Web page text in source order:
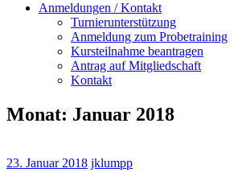
Anmeldungen / Kontakt
Turnierunterstützung
Anmeldung zum Probetraining
Kursteilnahme beantragen
Antrag auf Mitgliedschaft
Kontakt
Monat: Januar 2018
23. Januar 2018 jklumpp